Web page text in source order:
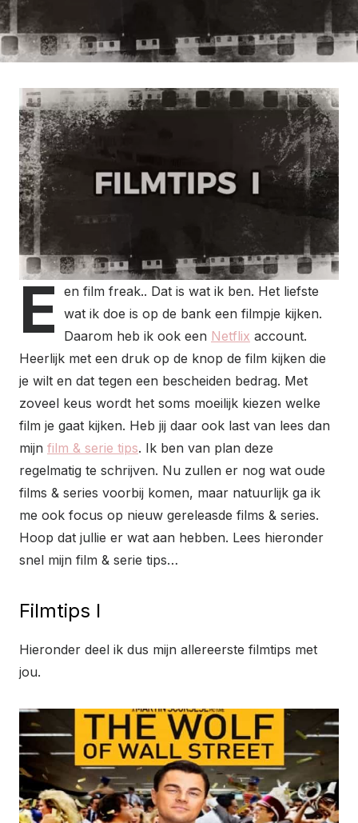
E en film freak.. Dat is wat ik ben. Het liefste
wat ik doe is op de bank een filmpje kijken.
Daarom heb ik ook een Netflix account.
Heerlijk met een druk op de knop de film kijken die
je wilt en dat tegen een bescheiden bedrag. Met
zoveel keus wordt het soms moeilijk kiezen welke
film je gaat kijken. Heb jij daar ook last van lees dan
mijn film & serie tips. Ik ben van plan deze
regelmatig te schrijven. Nu zullen er nog wat oude
films & series voorbij komen, maar natuurlijk ga ik
me ook focus op nieuw gereleasde films & series.
Hoop dat jullie er wat aan hebben. Lees hieronder
snel mijn film & serie tips…
Filmtips I
Hieronder deel ik dus mijn allereerste filmtips met
jou.